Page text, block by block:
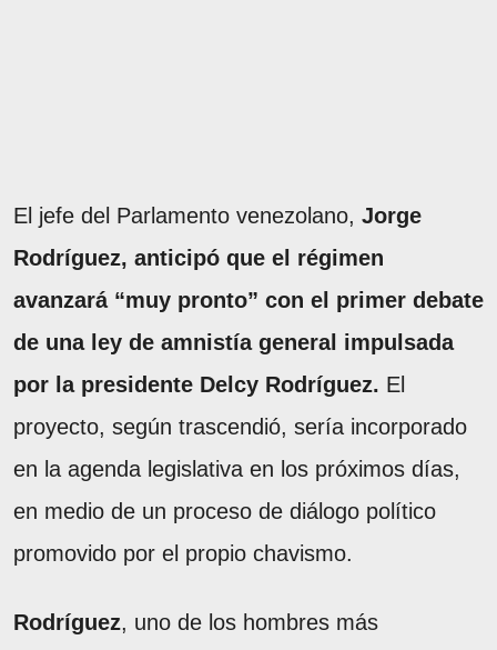
El jefe del Parlamento venezolano, Jorge
Rodríguez, anticipó que el régimen
avanzará “muy pronto” con el primer debate
de una ley de amnistía general impulsada
por la presidente Delcy Rodríguez. El
proyecto, según trascendió, sería incorporado
en la agenda legislativa en los próximos días,
en medio de un proceso de diálogo político
promovido por el propio chavismo.
Rodríguez, uno de los hombres más